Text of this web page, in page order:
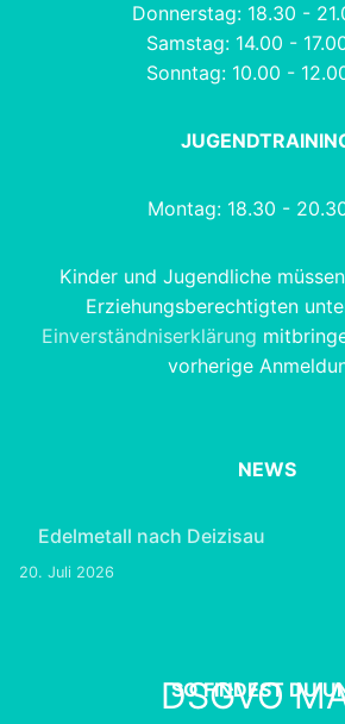
Donnerstag: 18.30 -
Samstag: 14.00 -
Sonntag: 10.00 -
Montag: 18.30 -
Kinder und Jugendliche
Erziehungsberechtigten
Einverständniserklärung
vorherige
NEWS
Edelmetall nach Deizisau
20. Juli 2026
SO FINDEST DU
DSGVO